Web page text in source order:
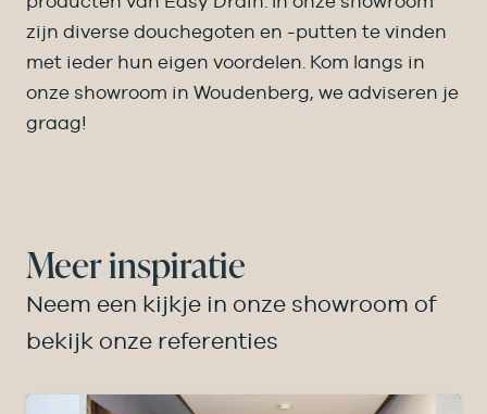
zijn diverse douchegoten en -putten te vinden
met ieder hun eigen voordelen. Kom langs in
onze showroom in Woudenberg, we adviseren je
graag!
Meer inspiratie
Neem een kijkje in onze showroom of
bekijk onze referenties